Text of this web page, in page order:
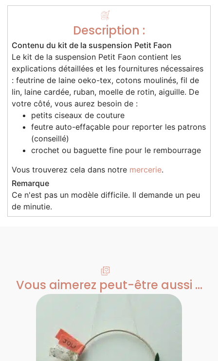
Description :
Contenu du kit de la suspension Petit Faon
Le kit de la suspension Petit Faon contient les
explications détaillées et les fournitures nécessaires
: feutrine de laine oeko-tex, cotons moulinés, fil de
lin, laine cardée, ruban, moelle de rotin, aiguille. De
votre côté, vous aurez besoin de :
petits ciseaux de couture
feutre auto-effaçable pour reporter les patrons
(conseillé)
crochet ou baguette fine pour le rembourrage
Vous trouverez cela dans notre mercerie.
Remarque
Ce n'est pas un modèle difficile. Il demande un peu
de minutie.
Vous aimerez peut-être aussi ...